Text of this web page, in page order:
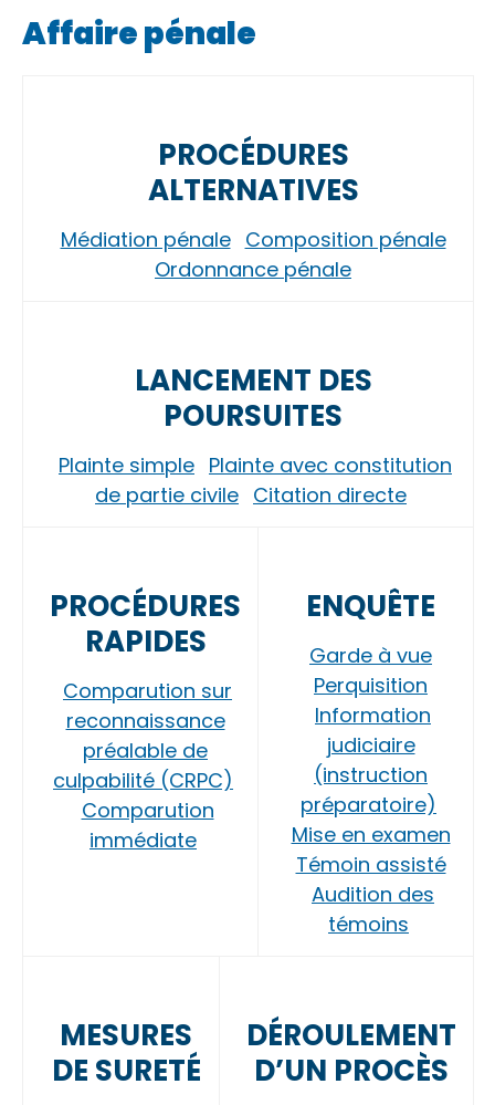
Affaire pénale
PROCÉDURES
ALTERNATIVES
Médiation pénale Composition pénale
Ordonnance pénale
LANCEMENT DES
POURSUITES
Plainte simple Plainte avec constitution
de partie civile Citation directe
PROCÉDURES
RAPIDES
Comparution sur
reconnaissance
préalable de
culpabilité (CRPC)
Comparution
immédiate
ENQUÊTE
Garde à vue
Perquisition
Information
judiciaire
(instruction
préparatoire)
Mise en examen
Témoin assisté
Audition des
témoins
MESURES
DE SURETÉ
DÉROULEMENT
D’UN PROCÈS